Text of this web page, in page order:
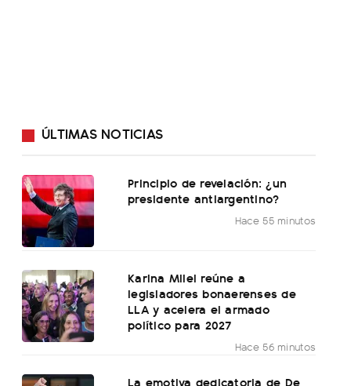
ÚLTIMAS NOTICIAS
Principio de revelación: ¿un
presidente antiargentino?
Hace 55 minutos
Karina Milei reúne a
legisladores bonaerenses de
LLA y acelera el armado
político para 2027
Hace 56 minutos
La emotiva dedicatoria de De